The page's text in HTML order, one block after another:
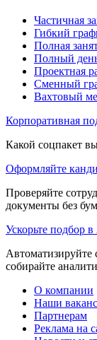
Частичная
Гибкий
Полная
Полный
Проектная
Сменный
Вахтовый
Корпоративная
Какой соцпакет
Оформляйте
Проверяйте
документы без
Ускорьте подбор в
Автоматизируйте
собирайте
О компании
Наши
Партнерам
Реклама на